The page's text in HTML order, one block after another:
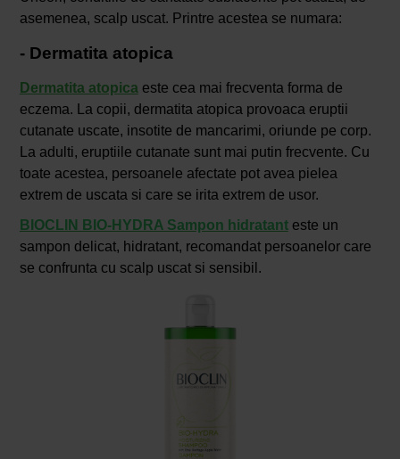
asemenea, scalp uscat. Printre acestea se numara:
- Dermatita atopica
Dermatita atopica este cea mai frecventa forma de
eczema. La copii, dermatita atopica provoaca eruptii
cutanate uscate, insotite de mancarimi, oriunde pe corp.
La adulti, eruptiile cutanate sunt mai putin frecvente. Cu
toate acestea, persoanele afectate pot avea pielea
extrem de uscata si care se irita extrem de usor.
BIOCLIN BIO-HYDRA Sampon hidratanteste un
sampon delicat, hidratant, recomandat persoanelor care
se confrunta cu scalp uscat si sensibil.